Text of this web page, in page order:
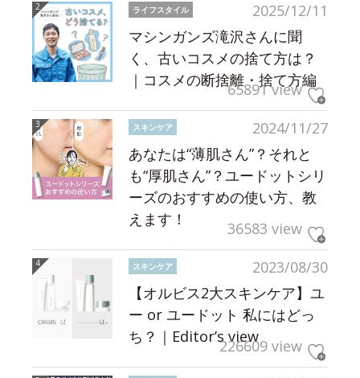
2025/12/11
ライフスタイル
マシンガンズ滝沢さんに聞
く、古いコスメの捨て方は？
｜コスメの断捨離・捨て方編
65891 view
2024/11/27
スキンケア
あなたは“薄肌さん”？それと
も“厚肌さん”？ユードットシリ
ーズのおすすめの使い方、教
えます！
36583 view
2023/08/30
スキンケア
【オルビス2大スキンケア】ユ
ー or ユードット 私にはどっ
ち？｜Editor’s view226609 view